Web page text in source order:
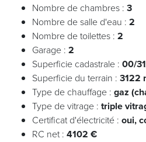
Nombre de chambres : 3
Nombre de salle d'eau : 2
Nombre de toilettes : 2
Garage : 2
Superficie cadastrale : 00/
Superficie du terrain : 3122
Type de chauffage : gaz
Type de vitrage : triple
Certificat d'électricité : oui,
RC net : 4102 €